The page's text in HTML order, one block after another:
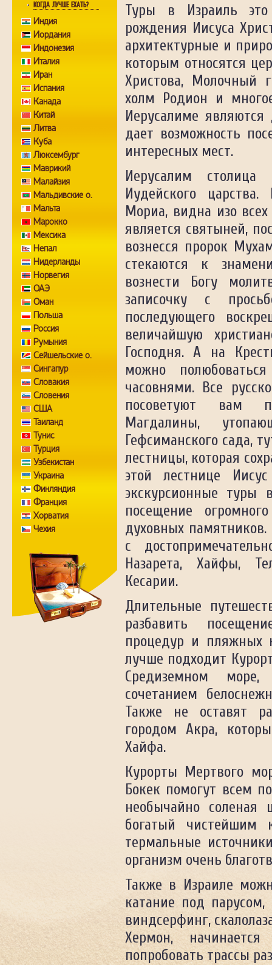
КОГДА ЛУЧШЕ ЕХАТЬ?
Индия
Иордания
Индонезия
Италия
Иран
Испания
Канада
Китай
Литва
Куба
Люксембург
Маврикий
Малайзия
Мальдивские о.
Мальта
Марокко
Мексика
Непал
Нидерланды
Норвегия
ОАЭ
Оман
Польша
Россия
Румыния
Сейшельские о.
Сингапур
Словакия
Словения
США
Таиланд
Тунис
Турция
Узбекистан
Украина
Финляндия
Франция
Хорватия
Чехия
Швеция
Шри-Ланка
Южная Корея
ЮАР
Ямайка
Япония
Туры в Израиль это
рождения Иисуса
архитектурные и
которым относятся
Христова, Молочный
холм Родион и
Иерусалиме
дает возможность
интересных мест.
Иерусалим
Иудейского
Мориа, видна изо всех
является святыней,
вознесся пророк
стекаются к
вознести Богу
записочку с
последующего
величайшую
Господня. А на
можно
часовнями. Все
посоветуют вам
Магдалины,
Гефсиманского сада,
лестницы, которая
этой лестнице
экскурсионные туры
посещение
духовных
с
Назарета, Хайфы,
Кесарии.
Длительные
разбавить
процедур и пляжных
лучше подходит
Средиземном
сочетанием
Также не оставят
городом Акра,
Хайфа.
Курорты Мертвого
Бокек помогут всем
необычайно соленая
богатый чистейшим
термальные
организм очень
Также в Израиле
катание под
виндсерфинг,
Хермон,
попробовать трассы